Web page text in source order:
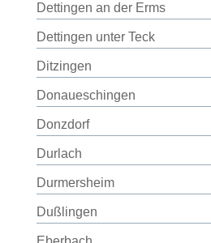
Dettingen an der Erms
Dettingen unter Teck
Ditzingen
Donaueschingen
Donzdorf
Durlach
Durmersheim
Dußlingen